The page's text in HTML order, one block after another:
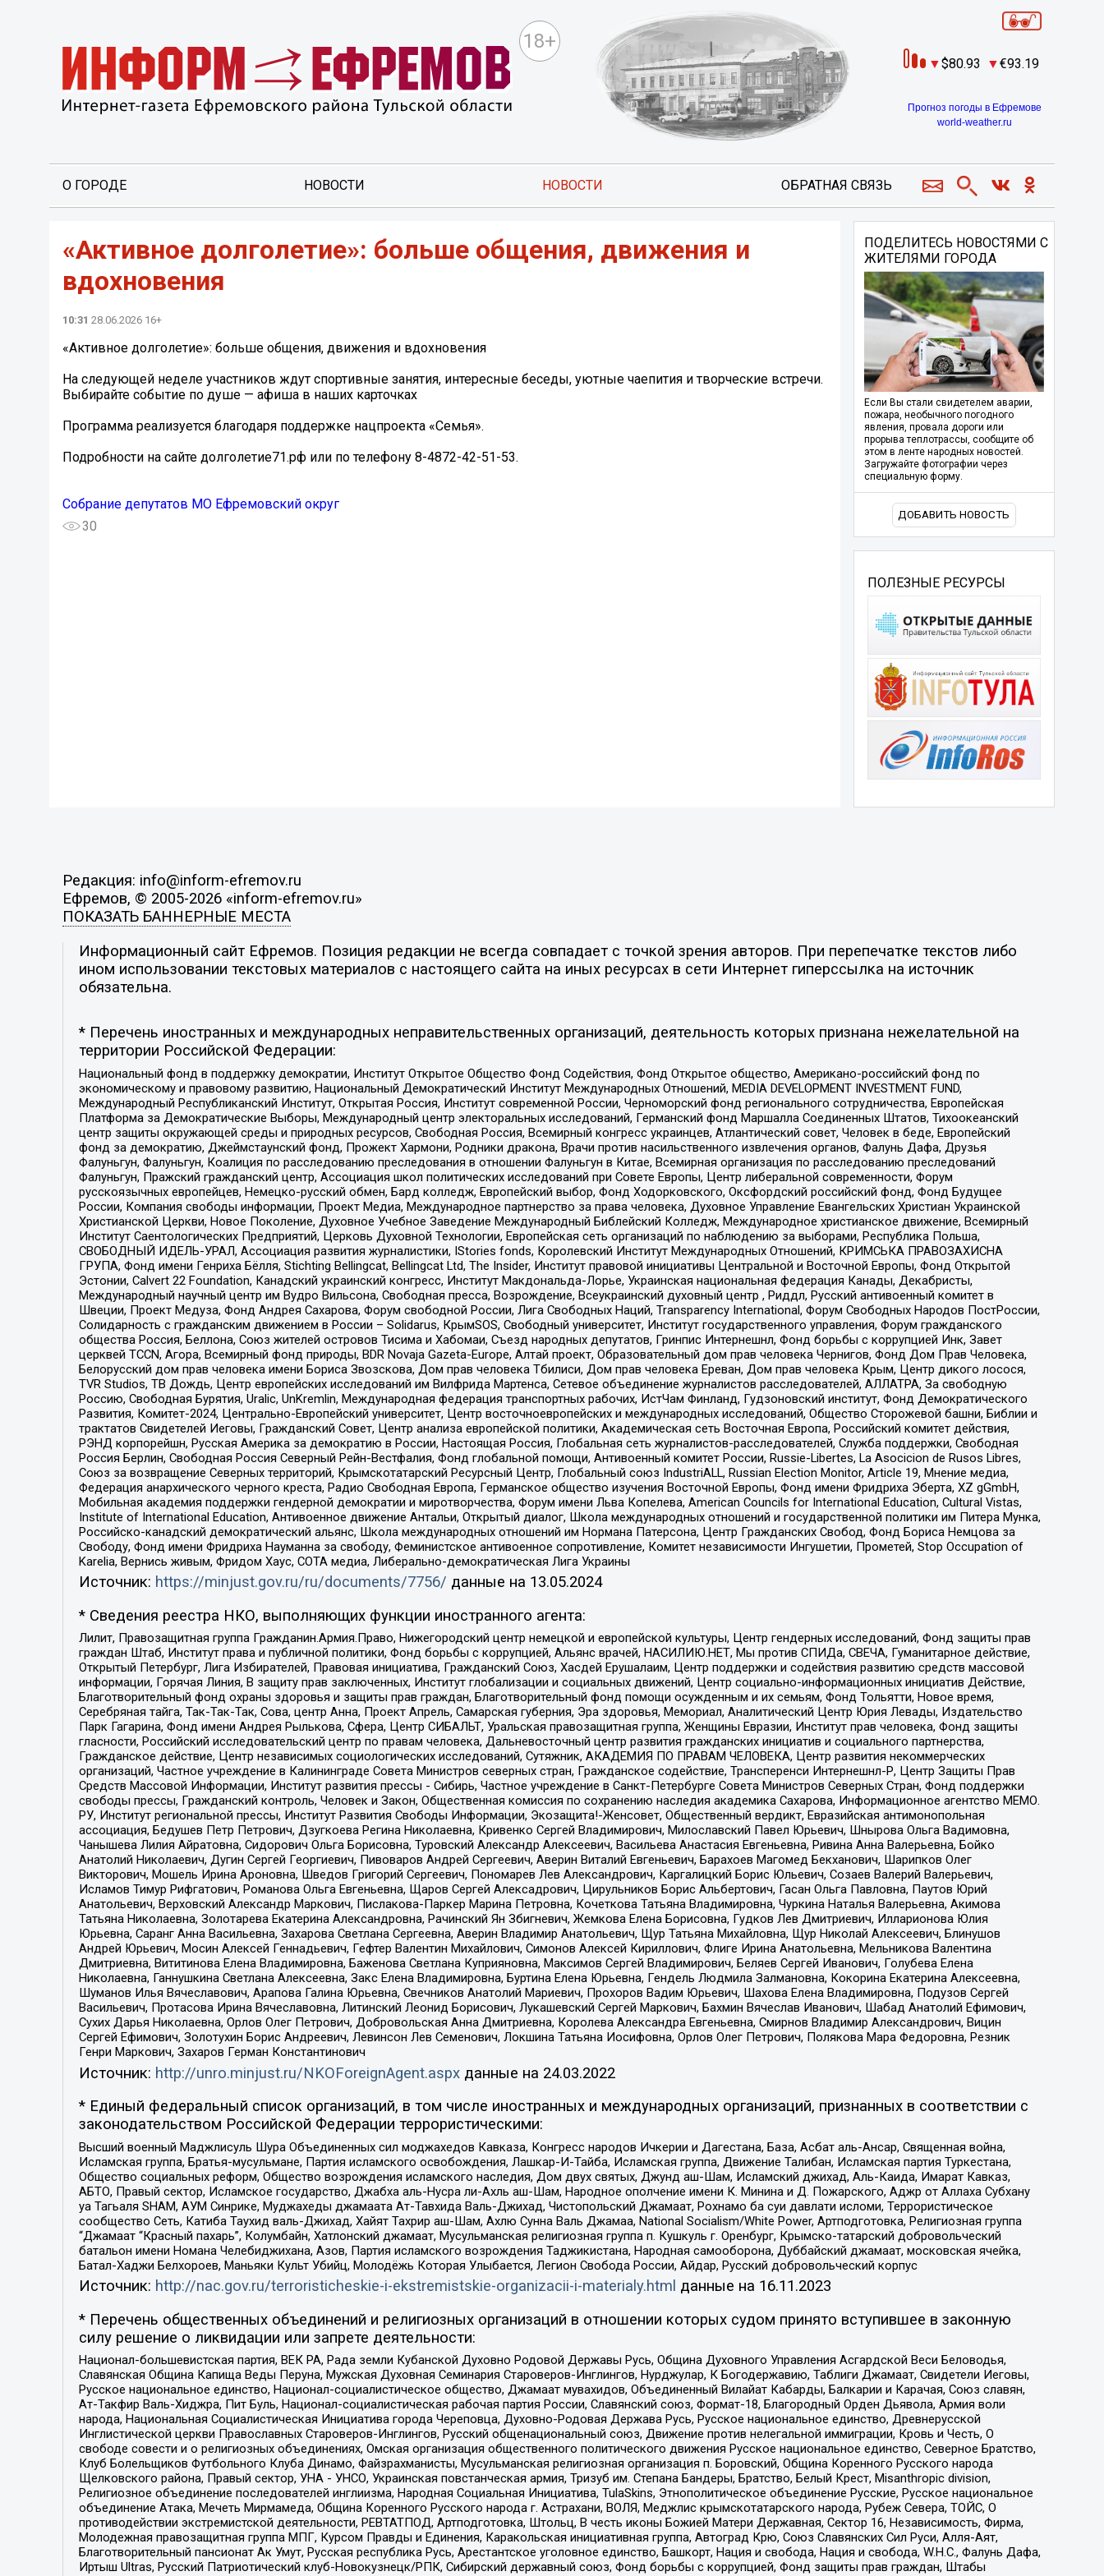
18+
80.93 93.19
Прогноз погоды в Ефремове
world-weather.ru
О ГОРОДЕ НОВОСТИ НОВОСТИ ОБРАТНАЯ СВЯЗЬ
«Активное долголетие»: больше общения, движения и
вдохновения
10:31 28.06.2026 16+
«Активное долголетие»: больше общения, движения и вдохновения
На следующей неделе участников ждут спортивные занятия, интересные беседы, уютные чаепития и творческие встречи.
Выбирайте событие по душе — афиша в наших карточках
Программа реализуется благодаря поддержке нацпроекта «Семья».
Подробности на сайте долголетие71.рф или по телефону 8-4872-42-51-53.
Собрание депутатов МО Ефремовский округ
30
ПОДЕЛИТЕСЬ НОВОСТЯМИ С
ЖИТЕЛЯМИ ГОРОДА
Если Вы стали свидетелем аварии,
пожара, необычного погодного
явления, провала дороги или
прорыва теплотрассы, сообщите об
этом в ленте народных новостей.
Загружайте фотографии через
специальную форму.
ДОБАВИТЬ НОВОСТЬ
ПОЛЕЗНЫЕ РЕСУРСЫ
Редакция: info@inform-efremov.ru
Ефремов, © 2005-2026 «inform-efremov.ru»
ПОКАЗАТЬ БАННЕРНЫЕ МЕСТА
Информационный сайт Ефремов. Позиция редакции не всегда совпадает с точкой зрения авторов. При перепечатке текстов либо
ином использовании текстовых материалов с настоящего сайта на иных ресурсах в сети Интернет гиперссылка на источник
обязательна.
* Перечень иностранных и международных неправительственных организаций, деятельность которых признана нежелательной на
территории Российской Федерации:
Национальный фонд в поддержку демократии, Институт Открытое Общество Фонд Содействия, Фонд Открытое общество, Американо-российский фонд по
экономическому и правовому развитию, Национальный Демократический Институт Международных Отношений, MEDIA DEVELOPMENT INVESTMENT FUND,
Международный Республиканский Институт, Открытая Россия, Институт современной России, Черноморский фонд регионального сотрудничества, Европейская
Платформа за Демократические Выборы, Международный центр электоральных исследований, Германский фонд Маршалла Соединенных Штатов, Тихоокеанский
центр защиты окружающей среды и природных ресурсов, Свободная Россия, Всемирный конгресс украинцев, Атлантический совет, Человек в беде, Европейский
фонд за демократию, Джеймстаунский фонд, Прожект Хармони, Родники дракона, Врачи против насильственного извлечения органов, Фалунь Дафа, Друзья
Фалуньгун, Фалуньгун, Коалиция по расследованию преследования в отношении Фалуньгун в Китае, Всемирная организация по расследованию преследований
Фалуньгун, Пражский гражданский центр, Ассоциация школ политических исследований при Совете Европы, Центр либеральной современности, Форум
русскоязычных европейцев, Немецко-русский обмен, Бард колледж, Европейский выбор, Фонд Ходорковского, Оксфордский российский фонд, Фонд Будущее
России, Компания свободы информации, Проект Медиа, Международное партнерство за права человека, Духовное Управление Евангельских Христиан Украинской
Христианской Церкви, Новое Поколение, Духовное Учебное Заведение Международный Библейский Колледж, Международное христианское движение, Всемирный
Институт Саентологических Предприятий, Церковь Духовной Технологии, Европейская сеть организаций по наблюдению за выборами, Республика Польша,
СВОБОДНЫЙ ИДЕЛЬ-УРАЛ, Ассоциация развития журналистики, IStories fonds, Королевский Институт Международных Отношений, КРИМСЬКА ПРАВОЗАХИСНА
ГРУПА, Фонд имени Генриха Бёлля, Stichting Bellingcat, Bellingcat Ltd, The Insider, Институт правовой инициативы Центральной и Восточной Европы, Фонд Открытой
Эстонии, Calvert 22 Foundation, Канадский украинский конгресс, Институт Макдональда-Лорье, Украинская национальная федерация Канады, Декабристы,
Международный научный центр им Вудро Вильсона, Свободная пресса, Возрождение, Всеукраинский духовный центр , Риддл, Русский антивоенный комитет в
Швеции, Проект Медуза, Фонд Андрея Сахарова, Форум свободной России, Лига Свободных Наций, Transparеncy International, Форум Свободных Народов ПостРоссии,
Солидарность с гражданским движением в России – Solidarus, КрымSOS, Свободный университет, Институт государственного управления, Форум гражданского
общества Россия, Беллона, Союз жителей островов Тисима и Хабомаи, Съезд народных депутатов, Гринпис Интернешнл, Фонд борьбы с коррупцией Инк, Завет
церквей TCCN, Агора, Всемирный фонд природы, BDR Novaja Gazeta-Europe, Алтай проект, Образовательный дом прав человека Чернигов, Фонд Дом Прав Человека,
Белорусский дом прав человека имени Бориса Звозскова, Дом прав человека Тбилиси, Дом прав человека Ереван, Дом прав человека Крым, Центр дикого лосося,
TVR Studios, ТВ Дождь, Центр европейских исследований им Вилфрида Мартенса, Сетевое объединение журналистов расследователей, АЛЛАТРА, За свободную
Россию, Свободная Бурятия, Uralic, UnKremlin, Международная федерация транспортных рабочих, ИстЧам Финланд, Гудзоновский институт, Фонд Демократического
Развития, Комитет-2024, Центрально-Европейский университет, Центр восточноевропейских и международных исследований, Общество Сторожевой башни, Библии и
трактатов Свидетелей Иеговы, Гражданский Совет, Центр анализа европейской политики, Академическая сеть Восточная Европа, Российский комитет действия,
РЭНД корпорейшн, Русская Америка за демократию в России, Настоящая Россия, Глобальная сеть журналистов-расследователей, Служба поддержки, Свободная
Россия Берлин, Свободная Россия Северный Рейн-Вестфалия, Фонд глобальной помощи, Антивоенный комитет России, Russie-Libertes, La Asocicion de Rusos Libres,
Союз за возвращение Северных территорий, Крымскотатарский Ресурсный Центр, Глобальный союз IndustriALL, Russian Election Monitor, Article 19, Мнение медиа,
Федерация анархического черного креста, Радио Свободная Европа, Германское общество изучения Восточной Европы, Фонд имени Фридриха Эберта, XZ gGmbH,
Мобильная академия поддержки гендерной демократии и миротворчества, Форум имени Льва Копелева, American Councils for International Education, Cultural Vistas,
Institute of International Education, Антивоенное движение Антальи, Открытый диалог, Школа международных отношений и государственной политики им Питера Мунка,
Российско-канадский демократический альянс, Школа международных отношений им Нормана Патерсона, Центр Гражданских Свобод, Фонд Бориса Немцова за
Свободу, Фонд имени Фридриха Науманна за свободу, Феминистское антивоенное сопротивление, Комитет независимости Ингушетии, Прометей, Stop Occupation of
Karelia, Вернись живым, Фридом Хаус, СОТА медиа, Либерально-демократическая Лига Украины
Источник: https://minjust.gov.ru/ru/documents/7756/ данные на 13.05.2024
* Сведения реестра НКО, выполняющих функции иностранного агента:
Лилит, Правозащитная группа Гражданин.Армия.Право, Нижегородский центр немецкой и европейской культуры, Центр гендерных исследований, Фонд защиты прав
граждан Штаб, Институт права и публичной политики, Фонд борьбы с коррупцией, Альянс врачей, НАСИЛИЮ.НЕТ, Мы против СПИДа, СВЕЧА, Гуманитарное действие,
Открытый Петербург, Лига Избирателей, Правовая инициатива, Гражданский Союз, Хасдей Ерушалаим, Центр поддержки и содействия развитию средств массовой
информации, Горячая Линия, В защиту прав заключенных, Институт глобализации и социальных движений, Центр социально-информационных инициатив Действие,
Благотворительный фонд охраны здоровья и защиты прав граждан, Благотворительный фонд помощи осужденным и их семьям, Фонд Тольятти, Новое время,
Серебряная тайга, Так-Так-Так, Сова, центр Анна, Проект Апрель, Самарская губерния, Эра здоровья, Мемориал, Аналитический Центр Юрия Левады, Издательство
Парк Гагарина, Фонд имени Андрея Рылькова, Сфера, Центр СИБАЛЬТ, Уральская правозащитная группа, Женщины Евразии, Институт прав человека, Фонд защиты
гласности, Российский исследовательский центр по правам человека, Дальневосточный центр развития гражданских инициатив и социального партнерства,
Гражданское действие, Центр независимых социологических исследований, Сутяжник, АКАДЕМИЯ ПО ПРАВАМ ЧЕЛОВЕКА, Центр развития некоммерческих
организаций, Частное учреждение в Калининграде Совета Министров северных стран, Гражданское содействие, Трансперенси Интернешнл-Р, Центр Защиты Прав
Средств Массовой Информации, Институт развития прессы - Сибирь, Частное учреждение в Санкт-Петербурге Совета Министров Северных Стран, Фонд поддержки
свободы прессы, Гражданский контроль, Человек и Закон, Общественная комиссия по сохранению наследия академика Сахарова, Информационное агентство МЕМО.
РУ, Институт региональной прессы, Институт Развития Свободы Информации, Экозащита!-Женсовет, Общественный вердикт, Евразийская антимонопольная
ассоциация, Бедушев Петр Петрович, Дзугкоева Регина Николаевна, Кривенко Сергей Владимирович, Милославский Павел Юрьевич, Шнырова Ольга Вадимовна,
Чанышева Лилия Айратовна, Сидорович Ольга Борисовна, Туровский Александр Алексеевич, Васильева Анастасия Евгеньевна, Ривина Анна Валерьевна, Бойко
Анатолий Николаевич, Дугин Сергей Георгиевич, Пивоваров Андрей Сергеевич, Аверин Виталий Евгеньевич, Барахоев Магомед Бекханович, Шарипков Олег
Викторович, Мошель Ирина Ароновна, Шведов Григорий Сергеевич, Пономарев Лев Александрович, Каргалицкий Борис Юльевич, Созаев Валерий Валерьевич,
Исламов Тимур Рифгатович, Романова Ольга Евгеньевна, Щаров Сергей Алексадрович, Цирульников Борис Альбертович, Гасан Ольга Павловна, Паутов Юрий
Анатольевич, Верховский Александр Маркович, Пислакова-Паркер Марина Петровна, Кочеткова Татьяна Владимировна, Чуркина Наталья Валерьевна, Акимова
Татьяна Николаевна, Золотарева Екатерина Александровна, Рачинский Ян Збигневич, Жемкова Елена Борисовна, Гудков Лев Дмитриевич, Илларионова Юлия
Юрьевна, Саранг Анна Васильевна, Захарова Светлана Сергеевна, Аверин Владимир Анатольевич, Щур Татьяна Михайловна, Щур Николай Алексеевич, Блинушов
Андрей Юрьевич, Мосин Алексей Геннадьевич, Гефтер Валентин Михайлович, Симонов Алексей Кириллович, Флиге Ирина Анатольевна, Мельникова Валентина
Дмитриевна, Вититинова Елена Владимировна, Баженова Светлана Куприяновна, Максимов Сергей Владимирович, Беляев Сергей Иванович, Голубева Елена
Николаевна, Ганнушкина Светлана Алексеевна, Закс Елена Владимировна, Буртина Елена Юрьевна, Гендель Людмила Залмановна, Кокорина Екатерина Алексеевна,
Шуманов Илья Вячеславович, Арапова Галина Юрьевна, Свечников Анатолий Мариевич, Прохоров Вадим Юрьевич, Шахова Елена Владимировна, Подузов Сергей
Васильевич, Протасова Ирина Вячеславовна, Литинский Леонид Борисович, Лукашевский Сергей Маркович, Бахмин Вячеслав Иванович, Шабад Анатолий Ефимович,
Сухих Дарья Николаевна, Орлов Олег Петрович, Добровольская Анна Дмитриевна, Королева Александра Евгеньевна, Смирнов Владимир Александрович, Вицин
Сергей Ефимович, Золотухин Борис Андреевич, Левинсон Лев Семенович, Локшина Татьяна Иосифовна, Орлов Олег Петрович, Полякова Мара Федоровна, Резник
Генри Маркович, Захаров Герман Константинович
Источник: http://unro.minjust.ru/NKOForeignAgent.aspxданные на 24.03.2022
* Единый федеральный список организаций, в том числе иностранных и международных организаций, признанных в соответствии с
законодательством Российской Федерации террористическими:
Высший военный Маджлисуль Шура Объединенных сил моджахедов Кавказа, Конгресс народов Ичкерии и Дагестана, База, Асбат аль-Ансар, Священная война,
Исламская группа, Братья-мусульмане, Партия исламского освобождения, Лашкар-И-Тайба, Исламская группа, Движение Талибан, Исламская партия Туркестана,
Общество социальных реформ, Общество возрождения исламского наследия, Дом двух святых, Джунд аш-Шам, Исламский джихад, Аль-Каида, Имарат Кавказ,
АБТО, Правый сектор, Исламское государство, Джабха аль-Нусра ли-Ахль аш-Шам, Народное ополчение имени К. Минина и Д. Пожарского, Аджр от Аллаха Субхану
уа Тагьаля SHAM, АУМ Синрике, Муджахеды джамаата Ат-Тавхида Валь-Джихад, Чистопольский Джамаат, Рохнамо ба суи давлати исломи, Террористическое
сообщество Сеть, Катиба Таухид валь-Джихад, Хайят Тахрир аш-Шам, Ахлю Сунна Валь Джамаа, National Socialism/White Power, Артподготовка, Религиозная группа
“Джамаат “Красный пахарь”, Колумбайн, Хатлонский джамаат, Мусульманская религиозная группа п. Кушкуль г. Оренбург, Крымско-татарский добровольческий
батальон имени Номана Челебиджихана, Азов, Партия исламского возрождения Таджикистана, Народная самооборона, Дуббайский джамаат, московская ячейка,
Батал-Хаджи Белхороев, Маньяки Культ Убийц, Молодёжь Которая Улыбается, Легион Свобода России, Айдар, Русский добровольческий корпус
Источник: http://nac.gov.ru/terroristicheskie-i-ekstremistskie-organizacii-i-materialy.html данные на 16.11.2023
* Перечень общественных объединений и религиозных организаций в отношении которых судом принято вступившее в законную
силу решение о ликвидации или запрете деятельности:
Национал-большевистская партия, ВЕК РА, Рада земли Кубанской Духовно Родовой Державы Русь, Община Духовного Управления Асгардской Веси Беловодья,
Славянская Община Капища Веды Перуна, Мужская Духовная Семинария Староверов-Инглингов, Нурджулар, К Богодержавию, Таблиги Джамаат, Свидетели Иеговы,
Русское национальное единство, Национал-социалистическое общество, Джамаат мувахидов, Объединенный Вилайат Кабарды, Балкарии и Карачая, Союз славян,
Ат-Такфир Валь-Хиджра, Пит Буль, Национал-социалистическая рабочая партия России, Славянский союз, Формат-18, Благородный Орден Дьявола, Армия воли
народа, Национальная Социалистическая Инициатива города Череповца, Духовно-Родовая Держава Русь, Русское национальное единство, Древнерусской
Инглистической церкви Православных Староверов-Инглингов, Русский общенациональный союз, Движение против нелегальной иммиграции, Кровь и Честь, О
свободе совести и о религиозных объединениях, Омская организация общественного политического движения Русское национальное единство, Северное Братство,
Клуб Болельщиков Футбольного Клуба Динамо, Файзрахманисты, Мусульманская религиозная организация п. Боровский, Община Коренного Русского народа
Щелковского района, Правый сектор, УНА - УНСО, Украинская повстанческая армия, Тризуб им. Степана Бандеры, Братство, Белый Крест, Misanthropic division,
Религиозное объединение последователей инглиизма, Народная Социальная Инициатива, TulaSkins, Этнополитическое объединение Русские, Русское национальное
объединение Атака, Мечеть Мирмамеда, Община Коренного Русского народа г. Астрахани, ВОЛЯ, Меджлис крымскотатарского народа, Рубеж Севера, ТОЙС, О
противодействии экстремистской деятельности, РЕВТАТПОД, Артподготовка, Штольц, В честь иконы Божией Матери Державная, Сектор 16, Независимость, Фирма,
Молодежная правозащитная группа МПГ, Курсом Правды и Единения, Каракольская инициативная группа, Автоград Крю, Союз Славянских Сил Руси, Алля-Аят,
Благотворительный пансионат Ак Умут, Русская республика Русь, Арестантское уголовное единство, Башкорт, Нация и свобода, Нация и свобода, W.H.С., Фалунь Дафа,
Иртыш Ultras, Русский Патриотический клуб-Новокузнецк/РПК, Сибирский державный союз, Фонд борьбы с коррупцией, Фонд защиты прав граждан, Штабы